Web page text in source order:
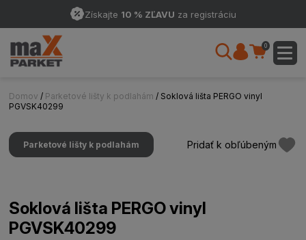
Získajte 10 % ZĽAVU za registráciu
0
Domov / Parketové lišty k podlahám / Soklová lišta PERGO vinyl
PGVSK40299
Parketové lišty k podlahám Pridať k obľúbeným
Soklová lišta PERGO vinyl
PGVSK40299